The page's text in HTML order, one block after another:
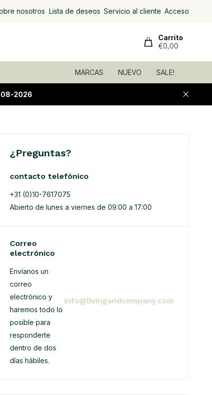
nosotros Lista de deseos Servicio al cliente Acceso
Carrito
€0,00
MARCAS NUEVO SALE!
08-2026
¿Preguntas?
contacto telefónico
+31 (0)10-7617075
Abierto de lunes a viernes de 09:00 a 17:00
Correo
electrónico
Envíanos un
correo
electrónico y
haremos todo lo
posible para
responderte
dentro de dos
días hábiles.
info@livingandcompany.com